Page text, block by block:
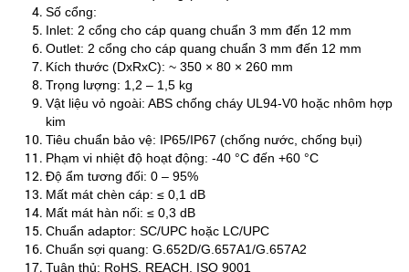
Số cổng:
Inlet: 2 cổng cho cáp quang chuẩn 3 mm đến 12 mm
Outlet: 2 cổng cho cáp quang chuẩn 3 mm đến 12 mm
Kích thước (DxRxC): ~ 350 × 80 × 260 mm
Trọng lượng: 1,2 – 1,5 kg
Vật liệu vỏ ngoài: ABS chống cháy UL94-V0 hoặc nhôm hợp
kim
Tiêu chuẩn bảo vệ: IP65/IP67 (chống nước, chống bụi)
Phạm vi nhiệt độ hoạt động: -40 °C đến +60 °C
Độ ẩm tương đối: 0 – 95%
Mất mát chèn cáp: ≤ 0,1 dB
Mất mát hàn nối: ≤ 0,3 dB
Chuẩn adaptor: SC/UPC hoặc LC/UPC
Chuẩn sợi quang: G.652D/G.657A1/G.657A2
Tuân thủ: RoHS, REACH, ISO 9001